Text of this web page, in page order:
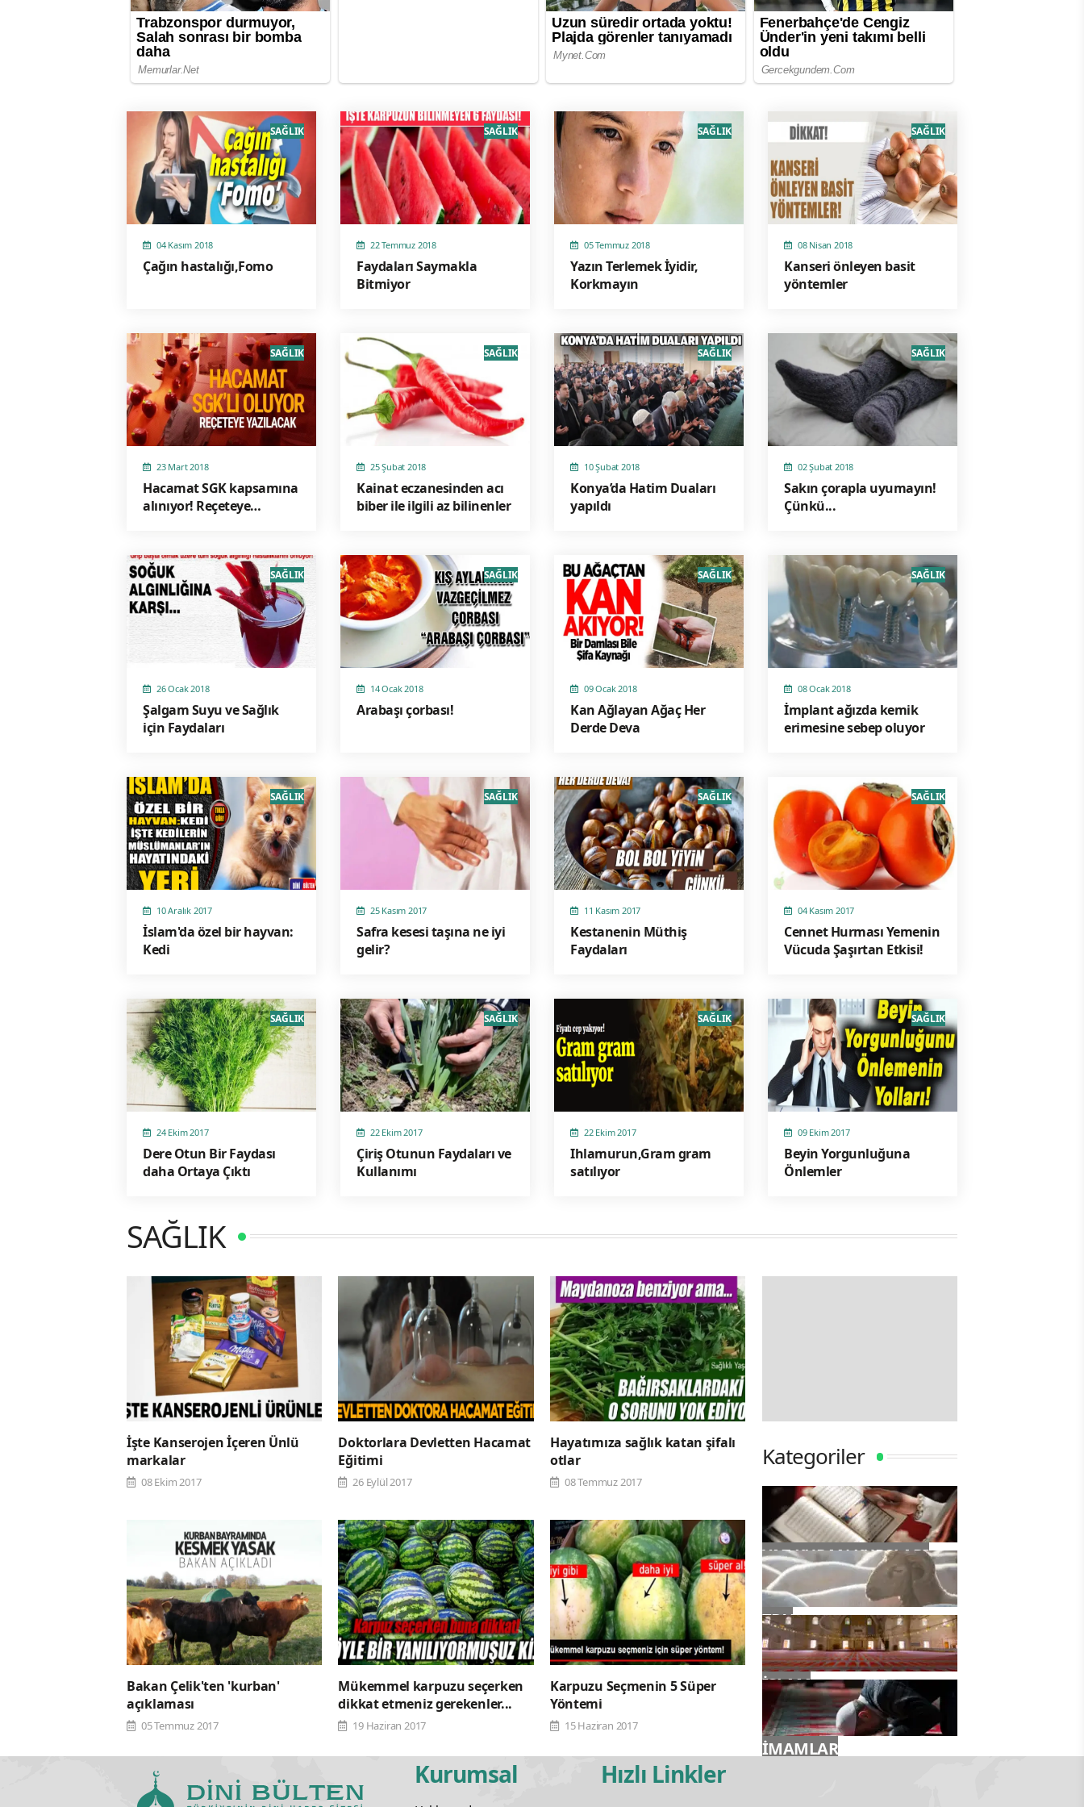
04 Kasım 2018
Çağın hastalığı,Fomo
SAĞLIK
22 Temmuz 2018
Faydaları Saymakla
Bitmiyor
SAĞLIK
05 Temmuz 2018
Yazın Terlemek İyidir,
Korkmayın
SAĞLIK
08 Nisan 2018
Kanseri önleyen basit
yöntemler
SAĞLIK
23 Mart 2018
Hacamat SGK kapsamına
alınıyor! Reçeteye
SAĞLIK
25 Şubat 2018
Kainat eczanesinden acı
biber ile ilgili az bilinenler
SAĞLIK
10 Şubat 2018
Konya’da Hatim Duaları
yapıldı
SAĞLIK
02 Şubat 2018
Sakın çorapla uyumayın!
Çünkü...
SAĞLIK
26 Ocak 2018
Şalgam Suyu ve Sağlık
için Faydaları
SAĞLIK
14 Ocak 2018
Arabaşı çorbası!
SAĞLIK
09 Ocak 2018
Kan Ağlayan Ağaç Her
Derde Deva
SAĞLIK
08 Ocak 2018
İmplant ağızda kemik
erimesine sebep oluyor
SAĞLIK
10 Aralık 2017
İslam'da özel bir hayvan:
Kedi
SAĞLIK
25 Kasım 2017
Safra kesesi taşına ne iyi
gelir?
SAĞLIK
11 Kasım 2017
Kestanenin Müthiş
Faydaları
SAĞLIK
04 Kasım 2017
Cennet Hurması Yemenin
Vücuda Şaşırtan Etkisi!
SAĞLIK
24 Ekim 2017
Dere Otun Bir Faydası
daha Ortaya Çıktı
SAĞLIK
22 Ekim 2017
Çiriş Otunun Faydaları ve
Kullanımı
SAĞLIK
22 Ekim 2017
Ihlamurun,Gram gram
satılıyor
SAĞLIK
09 Ekim 2017
Beyin Yorgunluğuna
Önlemler
SAĞLIK
SAĞLIK
İşte Kanserojen İçeren Ünlü
markalar
08 Ekim 2017
Doktorlara Devletten Hacamat
Eğitimi
26 Eylül 2017
Hayatımıza sağlık katan şifalı
otlar
08 Temmuz 2017
Bakan Çelik'ten 'kurban'
açıklaması
05 Temmuz 2017
Mükemmel karpuzu seçerken
dikkat etmeniz gerekenler...
19 Haziran 2017
Karpuzu Seçmenin 5 Süper
Yöntemi
15 Haziran 2017
Kategoriler
YAZ KURAN KURSLARI
TDV
İSLAM
İMAMLAR
Kurumsal Hızlı Linkler